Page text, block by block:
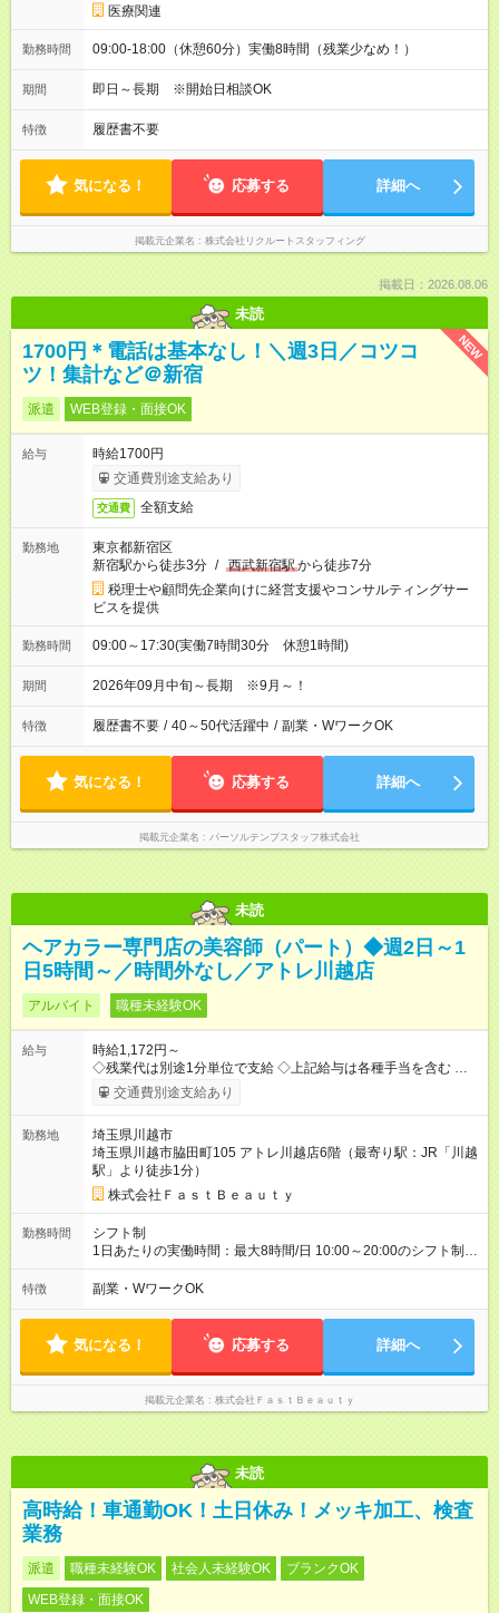
医療関連
勤務時間 09:00-18:00（休憩60分）実働8時間（残業少なめ！）
期間 即日～長期 ※開始日相談OK
特徴 履歴書不要
気になる！ 応募する 詳細へ
掲載元企業名 株式会社リクルートスタッフィング
掲載日：2026.08.06
未読
NEW
1700円＊電話は基本なし！＼週3日／コツコ
ツ！集計など＠新宿
派遣 WEB登録・面接OK
給与
時給1700円
交通費別途支給あり
交通費 全額支給
勤務地
東京都新宿区
新宿駅から徒歩3分 / 西武新宿駅から徒歩7分
税理士や顧問先企業向けに経営支援やコンサルティングサー
ビスを提供
勤務時間 09:00～17:30(実働7時間30分 休憩1時間)
期間 2026年09月中旬～長期 ※9月～！
特徴 履歴書不要 / 40～50代活躍中 / 副業・WワークOK
気になる！ 応募する 詳細へ
掲載元企業名 パーソルテンプスタッフ株式会社
未読
ヘアカラー専門店の美容師（パート）◆週2日～1
日5時間～／時間外なし／アトレ川越店
アルバイト 職種未経験OK
給与
時給1,172円～
◇残業代は別途1分単位で支給 ◇上記給与は各種手当を含む ◇毎
月インセンティブポイント付与 ・店舗売上や入客人数などに応
じてインセンティブポイントを付与 ・ポイントは6ヶ月に一度引
理美容師手当あり 研修期間6ヶ月間は以下給与のみ変更あり 時
給1150円 ※交通費支給（～500円/日） ※給与に関しては2025年
度の最低賃金を反映済み ※各都道府県の施行月より適応、入社
時期によっては変動の可能性あり 詳細は、採用担当へお問い合
わせください 【試用期間】試用期間なし
交通費別途支給あり
勤務地
埼玉県川越市
埼玉県川越市脇田町105 アトレ川越店6階（最寄り駅：JR「川越
駅」より徒歩1分）
株式会社ＦａｓｔＢｅａｕｔｙ
勤務時間
シフト制
1日あたりの実働時間：最大8時間/日 10:00～20:00のシフト制
週2日～、1日5時間～OK シフトはご希望を伺いながら相談のう
え決定します 扶養内勤務・ダブルワークOK
特徴 副業・WワークOK
気になる！ 応募する 詳細へ
掲載元企業名 株式会社ＦａｓｔＢｅａｕｔｙ
未読
高時給！車通勤OK！土日休み！メッキ加工、検査
業務
派遣 職種未経験OK 社会人未経験OK
ブランクOK
WEB登録・面接OK